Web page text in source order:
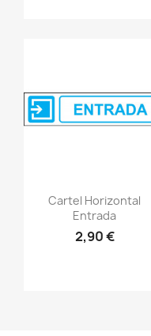
visibilityVistazo rápido
Cartel Horizontal
Entrada
2,90 €